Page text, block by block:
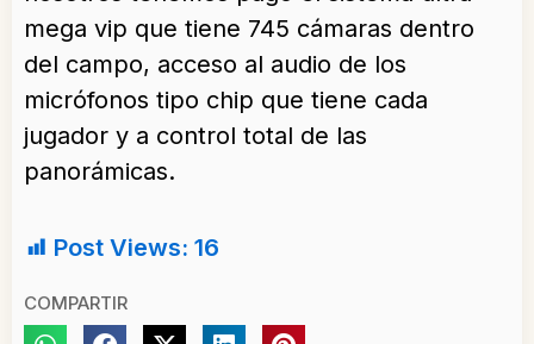
mega vip que tiene 745 cámaras dentro
del campo, acceso al audio de los
micrófonos tipo chip que tiene cada
jugador y a control total de las
panorámicas.
Post Views: 16
COMPARTIR